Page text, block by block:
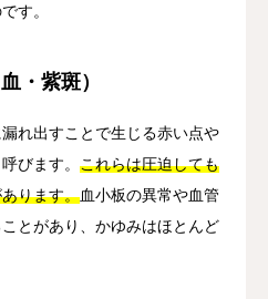
す。
・紫斑）
れ出すことで生じる赤い点や
びます。 これらは圧迫しても
ります。血小板の異常や血管
とがあり、かゆみはほとんど